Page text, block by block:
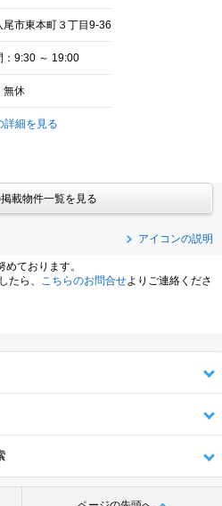
尾市東本町３丁目9-36
：9:30 ～ 19:00
無休
詳細を見る
載物件一覧を見る
アイコンの説明
ております。
たら、
こちらのお問合せよりご連絡くださ